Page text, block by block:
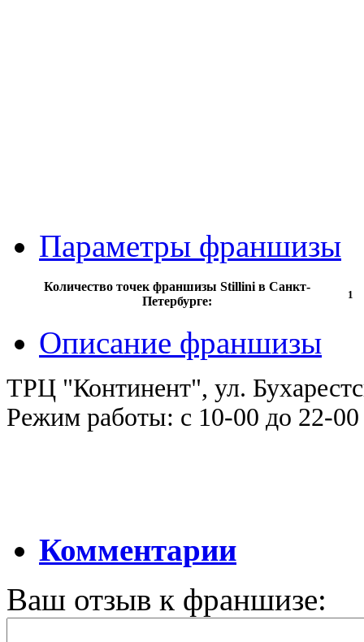
Параметры франшизы
Количество точек франшизы Stillini в Санкт-
Петербурге:
1
Описание франшизы
ТРЦ "Континент", ул.
Режим работы: с 10-00 до 22-00
Комментарии
Ваш отзыв к франшизе: